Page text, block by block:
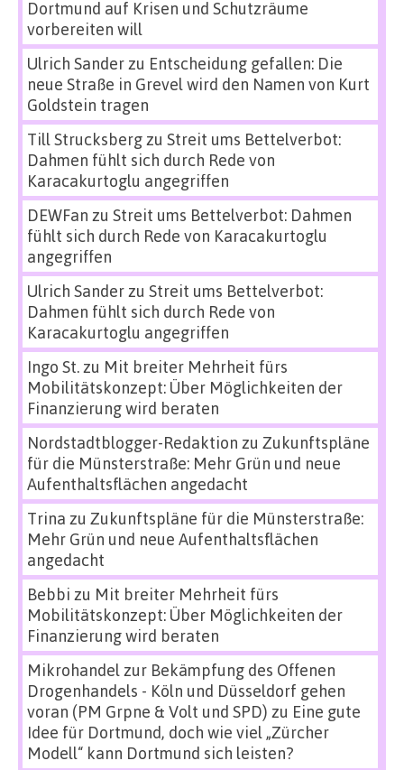
Dortmund auf Krisen und Schutzräume
vorbereiten will
Ulrich Sanderzu Entscheidung gefallen: Die
neue Straße in Grevel wird den Namen von Kurt
Goldstein tragen
Till Strucksbergzu Streit ums Bettelverbot:
Dahmen fühlt sich durch Rede von
Karacakurtoglu angegriffen
DEWFan zu Streit ums Bettelverbot: Dahmen
fühlt sich durch Rede von Karacakurtoglu
angegriffen
Ulrich Sanderzu Streit ums Bettelverbot:
Dahmen fühlt sich durch Rede von
Karacakurtoglu angegriffen
Ingo St.zu Mit breiter Mehrheit fürs
Mobilitätskonzept: Über Möglichkeiten der
Finanzierung wird beraten
Nordstadtblogger-Redaktion zu Zukunftspläne
für die Münsterstraße: Mehr Grün und neue
Aufenthaltsflächen angedacht
Trina zu Zukunftspläne für die Münsterstraße:
Mehr Grün und neue Aufenthaltsflächen
angedacht
Bebbi zu Mit breiter Mehrheit fürs
Mobilitätskonzept: Über Möglichkeiten der
Finanzierung wird beraten
Mikrohandel zur Bekämpfung des Offenen
Drogenhandels - Köln und Düsseldorf gehen
voran (PM Grpne & Volt und SPD) zu Eine gute
Idee für Dortmund, doch wie viel „Zürcher
Modell“ kann Dortmund sich leisten?